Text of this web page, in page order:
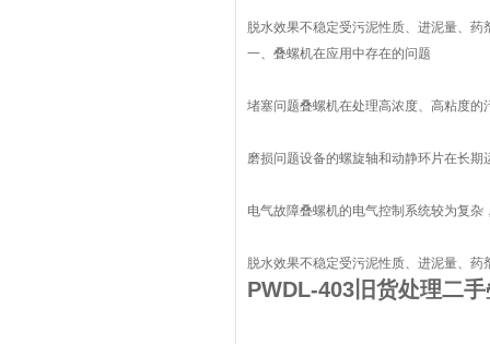
脱水效果不稳定受污泥性质、进泥量、
一、叠螺机在应用中存在的问题
堵塞问题叠螺机在处理高浓度、高粘度
磨损问题设备的螺旋轴和动静环片在长
电气故障叠螺机的电气控制系统较为复
脱水效果不稳定受污泥性质、进泥量、
PWDL-403旧货处理二